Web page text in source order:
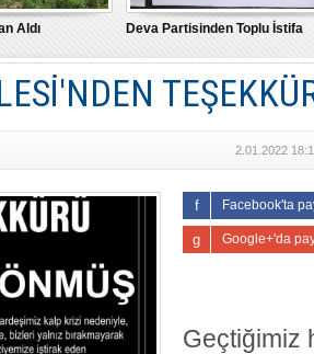
Aldı Deva Partisinden Toplu İstifa
2.01.2022
Facebook'ta
Google+'da
Geçtiğimiz